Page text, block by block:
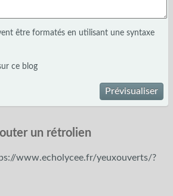
être formatés en utilisant une syntaxe
ce blog
Prévisualiser
un rétrolien
www.echolycee.fr/yeuxouverts/?